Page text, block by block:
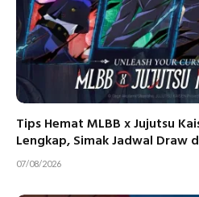
Tips Hemat MLBB x Jujutsu
Lengkap, Simak Jadwal Draw
07/08/2026